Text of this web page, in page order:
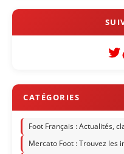
Foot Français : Actualités,
Mercato Foot : Trouvez les